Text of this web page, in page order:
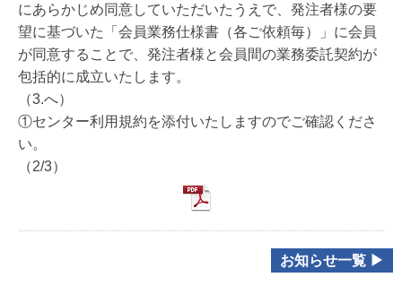
にあらかじめ同意していただいたうえで、発注者様の要
望に基づいた「会員業務仕様書（各ご依頼毎）」に会員
が同意することで、発注者様と会員間の業務委託契約が
包括的に成立いたします。
（3.へ）
①センター利用規約を添付いたしますのでご確認くださ
い。
（2/3）
お知らせ一覧 ▶